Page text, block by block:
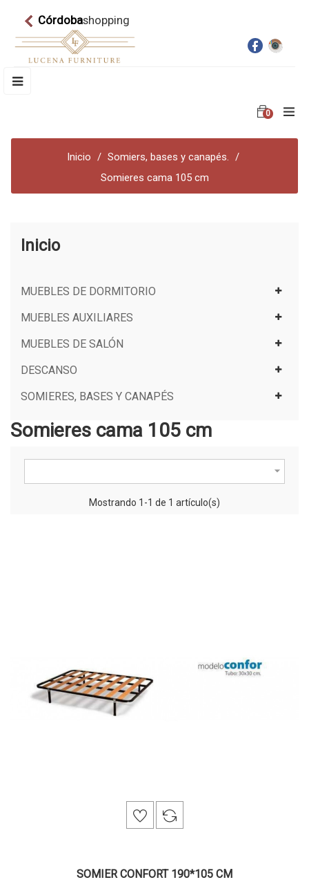
Córdobashopping
Navegación
☰
0
Inicio
Somiers, bases y canapés.
Somieres cama 105 cm
Inicio
MUEBLES DE DORMITORIO
MUEBLES AUXILIARES
MUEBLES DE SALÓN
DESCANSO
SOMIERES, BASES Y CANAPÉS
Somieres cama 105 cm

Mostrando 1-1 de 1 artículo(s)
SOMIER CONFORT 190*105 CM